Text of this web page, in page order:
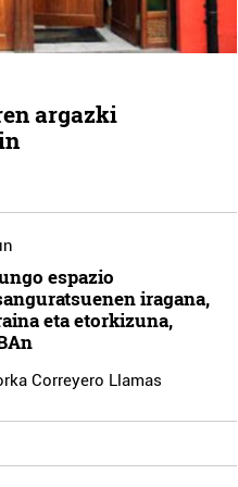
argazki
espazio
iragana,
eta etorkizuna,
Correyero Llamas